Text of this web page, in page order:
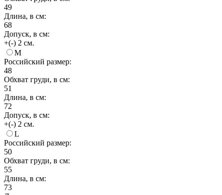
49
Длина, в см:
68
Допуск, в см:
+(-) 2 см.
M
Российский размер:
48
Обхват груди, в см:
51
Длина, в см:
72
Допуск, в см:
+(-) 2 см.
L
Российский размер:
50
Обхват груди, в см:
55
Длина, в см:
73